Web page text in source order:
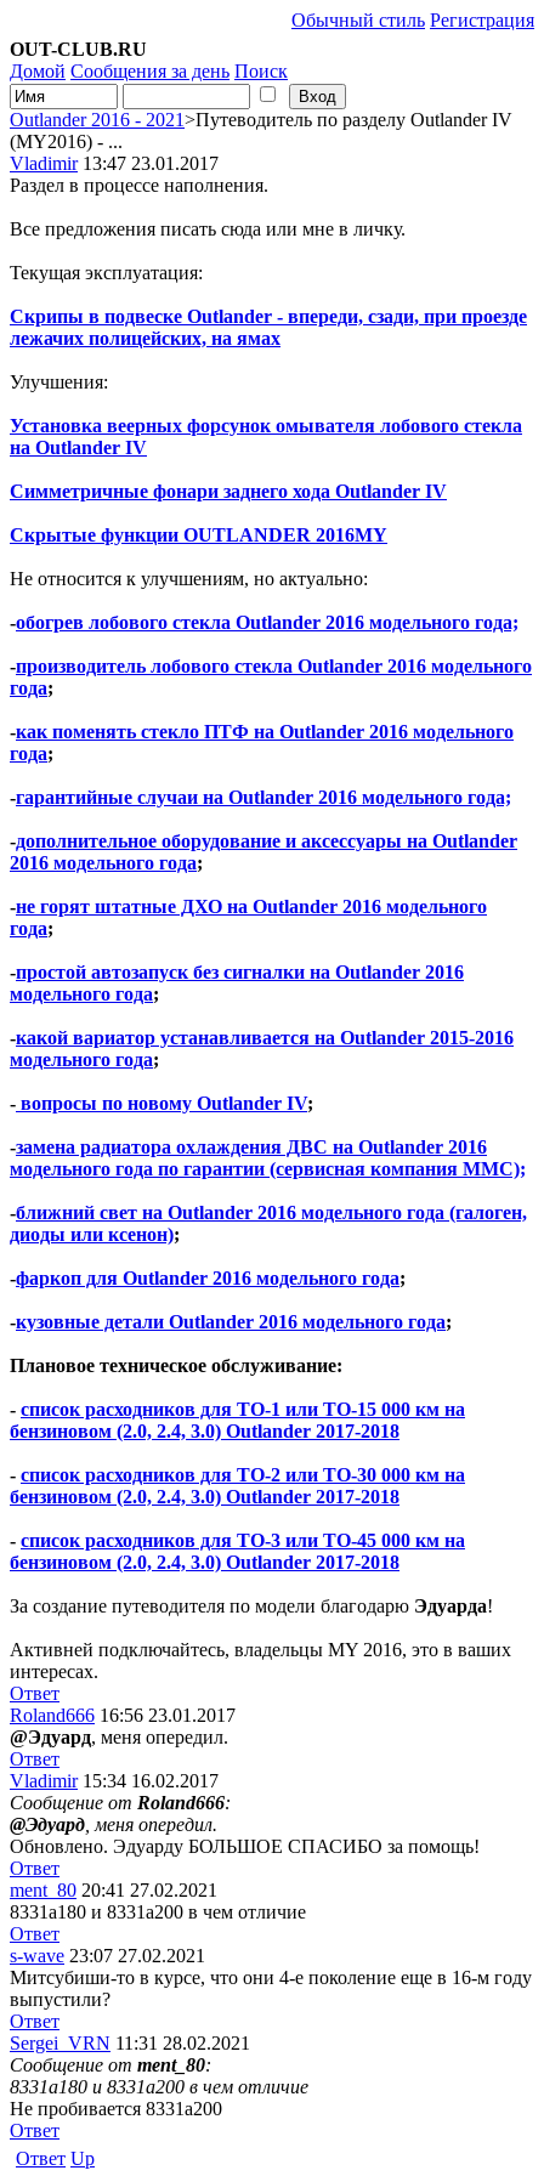
Обычный стиль Регистрация
OUT-CLUB.RU
Домой Сообщения за день Поиск
Outlander 2016 - 2021>Путеводитель по разделу Outlander IV
(MY2016) - ...
Vladimir13:47 23.01.2017
Раздел в процессе наполнения.
Все предложения писать сюда или мне в личку.
Текущая эксплуатация:
Скрипы в подвеске Outlander - впереди, сзади, при проезде
лежачих полицейских, на ямах
Улучшения:
Установка веерных форсунок омывателя лобового стекла
на Outlander IV
Симметричные фонари заднего хода Outlander IV
Скрытые функции OUTLANDER 2016MY
Не относится к улучшениям, но актуально:
-обогрев лобового стекла Outlander 2016 модельного года;
-производитель лобового стекла Outlander 2016 модельного
года;
-как поменять стекло ПТФ на Outlander 2016 модельного
года;
-гарантийные случаи на Outlander 2016 модельного года;
-дополнительное оборудование и аксессуары на Outlander
2016 модельного года;
-не горят штатные ДХО на Outlander 2016 модельного
года;
-простой автозапуск без сигналки на Outlander 2016
модельного года;
-какой вариатор устанавливается на Outlander 2015-2016
модельного года;
- вопросы по новому Outlander IV;
-замена радиатора охлаждения ДВС на Outlander 2016
модельного года по гарантии (сервисная компания ММС);
-ближний свет на Outlander 2016 модельного года (галоген,
диоды или ксенон);
-фаркоп для Outlander 2016 модельного года;
-кузовные детали Outlander 2016 модельного года;
Плановое техническое обслуживание:
- список расходников для ТО-1 или ТО-15 000 км на
бензиновом (2.0, 2.4, 3.0) Outlander 2017-2018
- список расходников для ТО-2 или ТО-30 000 км на
бензиновом (2.0, 2.4, 3.0) Outlander 2017-2018
- список расходников для ТО-3 или ТО-45 000 км на
бензиновом (2.0, 2.4, 3.0) Outlander 2017-2018
За создание путеводителя по модели благодарю Эдуарда!
Активней подключайтесь, владельцы MY 2016, это в ваших
интересах.
Ответ
Roland666 16:56 23.01.2017
@Эдуард, меня опередил.
Ответ
Vladimir15:34 16.02.2017
Сообщение от Roland666:
@Эдуард , меня опередил.
Обновлено. Эдуарду БОЛЬШОЕ СПАСИБО за помощь!
Ответ
ment_80 20:41 27.02.2021
8331a180 и 8331a200 в чем отличие
Ответ
s-wave 23:07 27.02.2021
Митсубиши-то в курсе, что они 4-е поколение еще в 16-м году
выпустили?
Ответ
Sergei_VRN 11:31 28.02.2021
Сообщение от ment_80:
8331a180 и 8331a200 в чем отличие
Не пробивается 8331a200
Ответ
Ответ Up